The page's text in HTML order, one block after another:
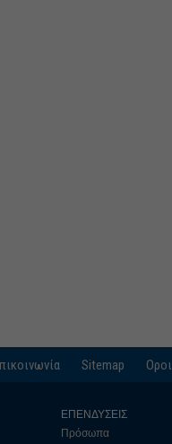
Sitemap
ΕΠΕΝΔΥΣΕΙΣ
Πρόσωπα